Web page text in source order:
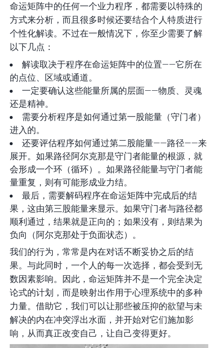
命运矩阵中的任何一个业力程序，都需要以特殊的
方式来分析，而且很多时候还要结合个人特质进行
个性化解读。不过在一般情况下，你至少需要了解
以下几点：
解读取决于程序在命运矩阵中的位置——它所在
的点位、区域或通道。
一定要确认这些能量所属的层面——物质、灵魂
还是精神。
需要分析程序是如何通过第一股能量（守门者）
进入的。
还要评估程序如何通过第二股能量——路径——来
展开。如果路径阿尔克那是守门者能量的根源，就
会形成一个环（循环）。如果路径能量与守门者能
量重复，则有可能形成业力结。
最后，需要解码程序在命运矩阵中完成后的结
果，这由第三股能量来显示。如果守门者与路径都
顺利通过，结果就是正向的；如果没有，则结果为
负向（阿尔克那处于负面状态）。
我们的行为，常常是内在对话不断妥协之后的结
果。与此同时，一个人的每一次选择，都会受到无
数因素影响。因此，命运矩阵并不是一个完全决定
论式的计划，而是映射出作用于心理系统中的多种
力量。借助它，我们可以让那些被压抑的欲望与未
解决的内在冲突浮出水面，并开始对它们施加影
响，从而真正改变自己，让自己变得更好。